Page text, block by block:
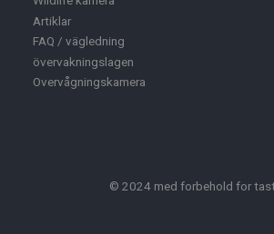
Artiklar
FAQ / vägledning
övervakningslagen
Overvågningskamera
© 2024 med forbehold for